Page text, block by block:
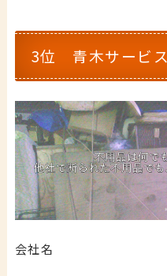
3位 青木サービス
会社名